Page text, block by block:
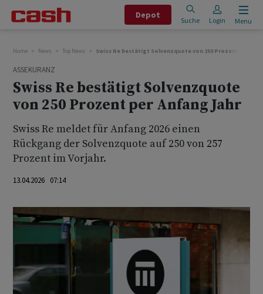
Depot
Suche Login Menu
Home News Top News Swiss Re bestätigt Solvenzquote von 250 Prozent per
ASSEKURANZ
Swiss Re bestätigt Solvenzquote
von 250 Prozent per Anfang Jahr
Swiss Re meldet für Anfang 2026 einen
Rückgang der Solvenzquote auf 250 von 257
Prozent im Vorjahr.
13.04.2026 07:14